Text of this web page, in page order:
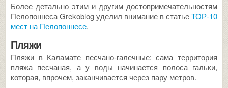
Более детально этим и другим достопримечательностям
Пелопоннеса Grekoblog уделил внимание в статьеТОР-10
мест на Пелопоннесе.
Пляжи
Пляжи в Каламате песчано-галечные: сама территория
пляжа песчаная, а у воды начинается полоса гальки,
которая, впрочем, заканчивается через пару метров.